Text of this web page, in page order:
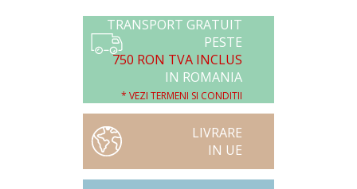
TRANSPORT GRATUIT
PESTE
750 RON TVA INCLUS
IN ROMANIA
* VEZI TERMENI SI CONDITII
LIVRARE
IN UE